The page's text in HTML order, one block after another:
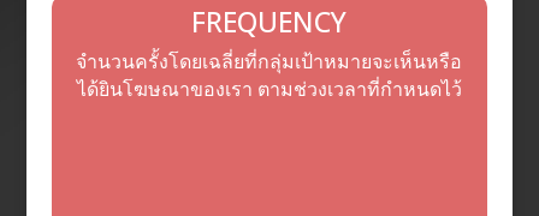
FREQUENCY
จำนวนครั้งโดยเฉลี่ยที่กลุ่มเป้าหมายจะเห็นหรือ
ได้ยินโฆษณาของเรา ตามช่วงเวลาที่กำหนดไว้